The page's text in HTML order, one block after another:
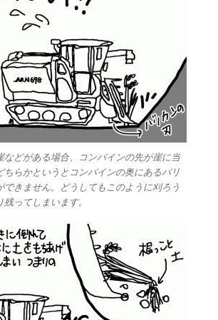
などがある場合、コンバインの先が崖に当
ちらかというとコンバインの奥にあるバリ
できません。どうしてもこのように刈ろう
ってしまいます。